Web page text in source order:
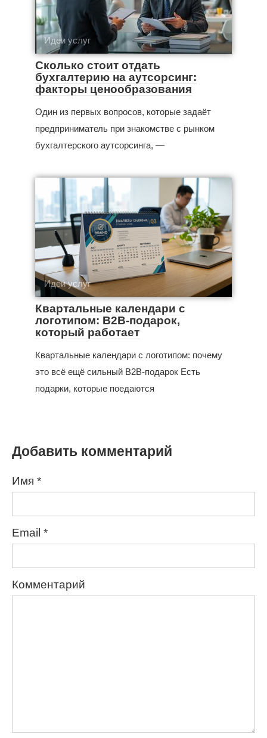
Идеи услуг
Сколько стоит отдать
бухгалтерию на аутсорсинг:
факторы ценообразования
Один из первых вопросов, которые задаёт
предприниматель при знакомстве с рынком
бухгалтерского аутсорсинга, —
Идеи услуг
Квартальные календари с
логотипом: B2B-подарок,
который работает
Квартальные календари с логотипом: почему
это всё ещё сильный B2B-подарок Есть
подарки, которые поедаются
Добавить комментарий
Имя *
Email *
Комментарий